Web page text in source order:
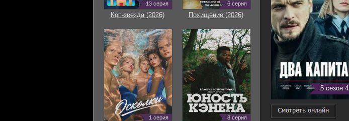
5 сезон
13 серия
Коп-звезда (2026)
6 серия
Похищение (2026)
1 серия 8 серия